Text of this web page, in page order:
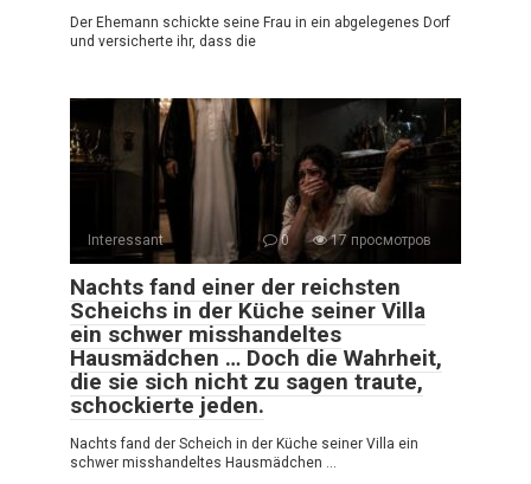
Der Ehemann schickte seine Frau in ein abgelegenes Dorf
und versicherte ihr, dass die
Interessant 0 17 просмотров
Nachts fand einer der reichsten
Scheichs in der Küche seiner Villa
ein schwer misshandeltes
Hausmädchen … Doch die Wahrheit,
die sie sich nicht zu sagen traute,
schockierte jeden.
Nachts fand der Scheich in der Küche seiner Villa ein
schwer misshandeltes Hausmädchen …